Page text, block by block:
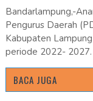
Bandarlampung,-
Pengurus Daerah
Kabupaten
periode 2022- 2027.
BACA JUGA